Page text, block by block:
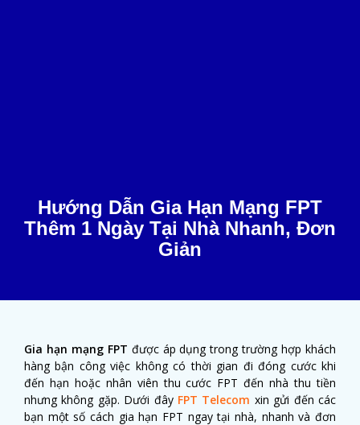
Hướng Dẫn Gia Hạn Mạng FPT
Thêm 1 Ngày Tại Nhà Nhanh, Đơn
Giản
Gia hạn mạng FPT được áp dụng trong trường hợp khách
hàng bận công việc không có thời gian đi đóng cước khi
đến hạn hoặc nhân viên thu cước FPT đến nhà thu tiền
nhưng không gặp. Dưới đây FPT Telecom xin gửi đến các
bạn một số cách gia hạn FPT ngay tại nhà, nhanh và đơn